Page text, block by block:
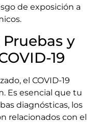
de exposición a
y
19
el COVID-19
Es esencial que tu
diagnósticas, los
relacionados con el